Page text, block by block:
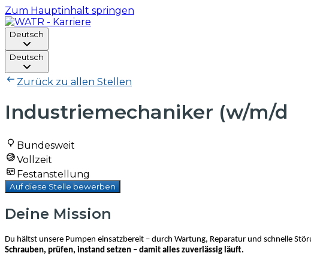
Zum Hauptinhalt springen
Deutsch
Deutsch
Zurück zu allen Stellen
Industriemechaniker (w/m/d
Bundesweit
Vollzeit
Festanstellung
Auf diese Stelle bewerben
Deine Mission
Du hältst unsere Pumpen einsatzbereit – durch Wartung, Reparatur und schnelle
Schrauben, prüfen, instand setzen – damit alles zuverlässig läuft.